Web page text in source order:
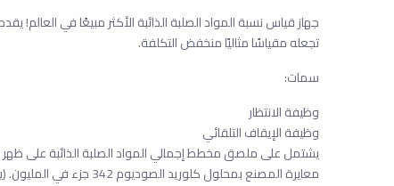
جهاز قياس نسبة المواد الصلبة الذائبة الأكثر مبيعًا في العالم!
تجعله مقياسًا مثاليًا منخفض التكلفة.
سمات:
وظيفة الانتظار
وظيفة الإيقاف التلقائي
يشتمل على ملصق مخطط إجمالي المواد الصلبة الذائبة على ظهر
معايرة المصنع بمحلول كلوريد الصوديوم 342 جزء في المليون. (يمكن إعادة معايرة المقياس باستخدام مفك براغي صغير).